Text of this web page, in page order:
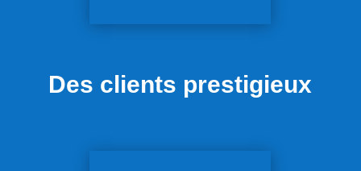
Des clients prestigieux